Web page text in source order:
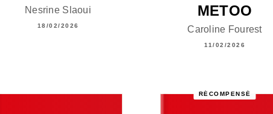
Nesrine Slaoui
18/02/2026
METOO
Caroline Fourest
11/02/2026
RÉCOMPENSÉ